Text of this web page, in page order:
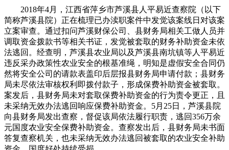
2018年4月，江西省萍乡市芦溪县人平易近查察院（以下
简称芦溪县院）正在梳理已办渎职案件中发觉该案线日对该案
立案审查。通过扣问芦溪财保公司、县财务局相关工做人员并
调取资金拨款书等相关书证，发觉被套取的财务补助资金未依
法逃回。经查明，芦溪县农业局以及芦溪县南坑镇等人平易近
违反采办政策性农业安全的根基准绳，明知是虚假安全合同仍
然将安全公司的请款表盖印后层报县财务局申请付款；县财务
局未尽依法审核权利即拨付款子，形成保费补助资金被套取。
案发后，县财务局未对套取保费补助资金的行为责令更正，且
未采纳无效办法逃回响应保费补助资金。5月25日，芦溪县院
向县财务局发出查察，督促该局依法履行职责，逃回356万余
元国度农业安全保费补助资金。查察发出后，县财务局未书面
答复查察机关，也未采纳无效办法逃回被套取的农业安全补助